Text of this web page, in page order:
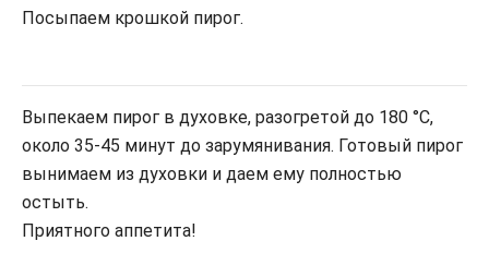
Посыпаем крошкой пирог.
Выпекаем пирог в духовке, разогретой до 180 °С,
около 35-45 минут до зарумянивания. Готовый пирог
вынимаем из духовки и даем ему полностью
остыть.
Приятного аппетита!